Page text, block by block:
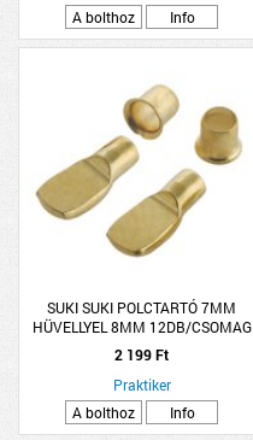
A bolthoz
Info
SUKI SUKI POLCTARTÓ 7MM
HÜVELLYEL 8MM 12DB/CSOMAG
2 199 Ft
Praktiker
A bolthoz
Info